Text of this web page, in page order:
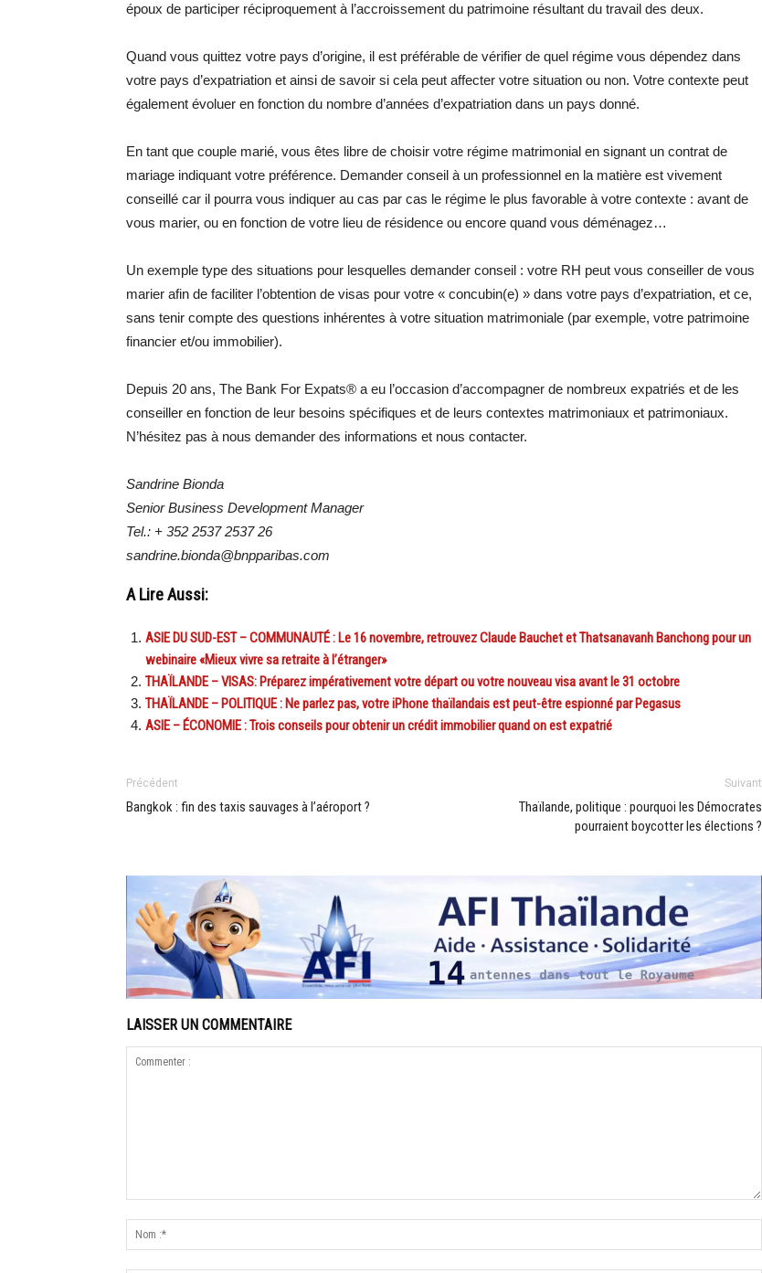
époux de participer réciproquement à l’accroissement du patrimoine résultant du travail des deux.
Quand vous quittez votre pays d’origine, il est préférable de vérifier de quel régime vous dépendez dans
votre pays d’expatriation et ainsi de savoir si cela peut affecter votre situation ou non. Votre contexte peut
également évoluer en fonction du nombre d’années d’expatriation dans un pays donné.
En tant que couple marié, vous êtes libre de choisir votre régime matrimonial en signant un contrat de
mariage indiquant votre préférence. Demander conseil à un professionnel en la matière est vivement
conseillé car il pourra vous indiquer au cas par cas le régime le plus favorable à votre contexte : avant de
vous marier, ou en fonction de votre lieu de résidence ou encore quand vous déménagez…
Un exemple type des situations pour lesquelles demander conseil : votre RH peut vous conseiller de vous
marier afin de faciliter l’obtention de visas pour votre « concubin(e) » dans votre pays d’expatriation, et ce,
sans tenir compte des questions inhérentes à votre situation matrimoniale (par exemple, votre patrimoine
financier et/ou immobilier).
Depuis 20 ans, The Bank For Expats® a eu l’occasion d’accompagner de nombreux expatriés et de les
conseiller en fonction de leur besoins spécifiques et de leurs contextes matrimoniaux et patrimoniaux.
N’hésitez pas à nous demander des informations et nous contacter.
Sandrine Bionda
Senior Business Development Manager
Tel.: + 352 2537 2537 26
sandrine.bionda@bnpparibas.com
A Lire Aussi:
ASIE DU SUD-EST – COMMUNAUTÉ : Le 16 novembre, retrouvez Claude Bauchet et Thatsanavanh Banchong pour un
webinaire «Mieux vivre sa retraite à l’étranger»
THAÏLANDE – VISAS: Préparez impérativement votre départ ou votre nouveau visa avant le 31 octobre
THAÏLANDE – POLITIQUE : Ne parlez pas, votre iPhone thaïlandais est peut-être espionné par Pegasus
ASIE – ÉCONOMIE : Trois conseils pour obtenir un crédit immobilier quand on est expatrié
Précédent
Bangkok : fin des taxis sauvages à l’aéroport ?
Suivant
Thaïlande, politique : pourquoi les Démocrates
pourraient boycotter les élections ?
LAISSER UN COMMENTAIRE